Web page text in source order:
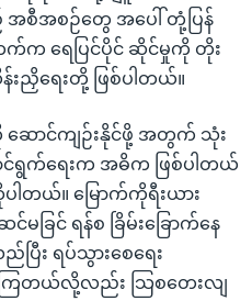
စီအစဉ်တွေ အပေါ် တုံ့ပြန်
က ရေပြင်ပိုင် ဆိုင်မှုကို တိုး
းညှိရေးတို့ ဖြစ်ပါတယ်။
ကို ဆောင်ကျဉ်းနိုင်ဖို့ အတွက် သုံး
င်ရွက်ရေးက အဓိက ဖြစ်ပါတယ်
ပါတယ်။ မြောက်ကိုရီးယား
ခြင် ရန်စ ခြိမ်းခြောက်နေ
ြီး ရပ်သွားစေရေး
ြတယ်လို့လည်း သြစတေးလျ